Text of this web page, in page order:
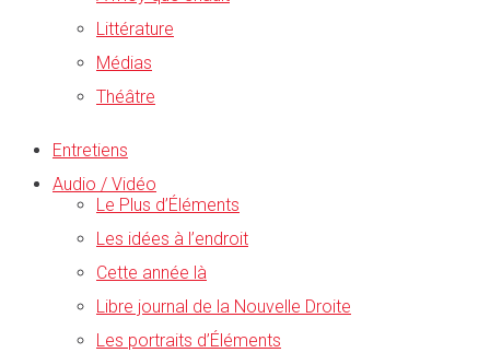
Littérature
Médias
Théâtre
Entretiens
Audio / Vidéo
Le Plus d’Éléments
Les idées à l’endroit
Cette année là
Libre journal de la Nouvelle Droite
Les portraits d’Éléments